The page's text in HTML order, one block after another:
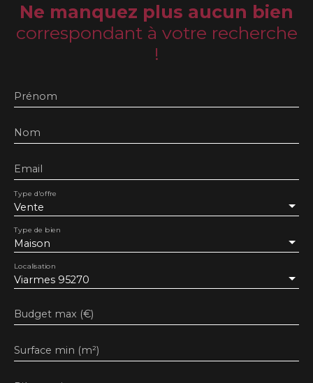
Ne manquez plus aucun bien
correspondant à votre recherche
!
Prénom
Nom
Email
Vente
Type d'offre
Maison
Type de bien
Viarmes 95270
Localisation
Budget max (€)
Surface min (m²)